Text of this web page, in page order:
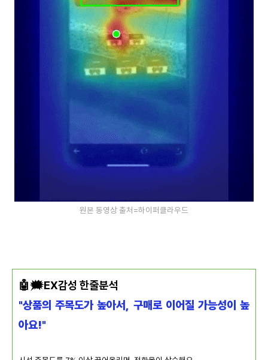
원본 동영상 출처=하이퍼클라우드
🤖🗯️EX감성 한줄분석
"상품의 주목도가 높아서, 구매로 이어질 가능성이 높
아요!"